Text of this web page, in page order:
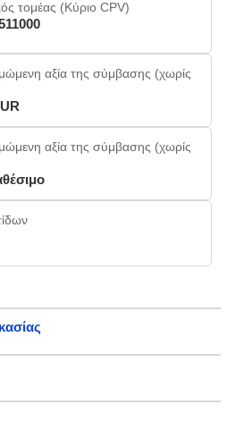
τομέας (Κύριο CPV)
αξία της σύμβασης (χωρίς
αξία της σύμβασης (χωρίς